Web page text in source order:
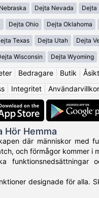
Dejta Nevada Dejta
Dejta Ohio Dejta Oklahoma
Texas Dejta Utah Dejta
Wisconsin Dejta Wyoming
| Bedragare| Butik
Integritet Användarvillkor
Hör Hemma
där människor med
och förmågor kommer i
designade för alla.